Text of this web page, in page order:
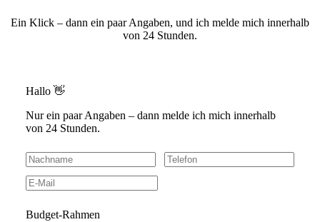
Ein Klick – dann ein paar Angaben, und ich melde mich innerhalb
von 24 Stunden.
Hallo 👋
Nur ein paar Angaben – dann melde ich mich innerhalb
von 24 Stunden.
Budget-Rahmen